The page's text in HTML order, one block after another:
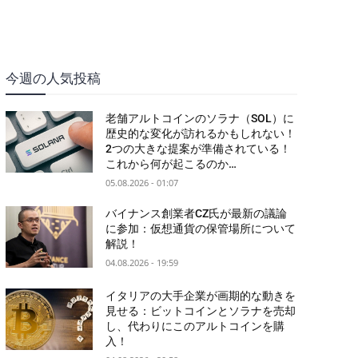
今週の人気投稿
老舗アルトコインのソラナ（SOL）に
歴史的な変化が訪れるかもしれない！
2つの大きな提案が準備されている！
これから何が起こるのか…
05.08.2026 - 01:07
バイナンス創業者CZ氏が最新の議論
に参加：仮想通貨の保管場所について
解説！
04.08.2026 - 19:59
イタリアの大手企業が画期的な動きを
見せる：ビットコインとソラナを売却
し、代わりにこのアルトコインを購
入！